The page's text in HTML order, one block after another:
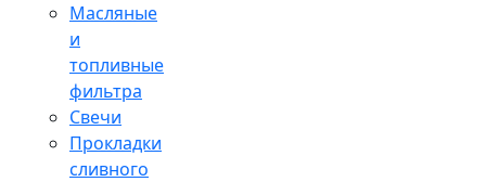
Масляные
и
топливные
фильтра
Свечи
Прокладки
сливного